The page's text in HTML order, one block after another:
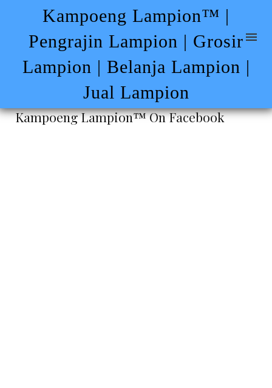
Kampoeng Lampion™ |
Pengrajin Lampion | Grosir
Lampion | Belanja Lampion |
Jual Lampion
Kampoeng Lampion™ On Facebook